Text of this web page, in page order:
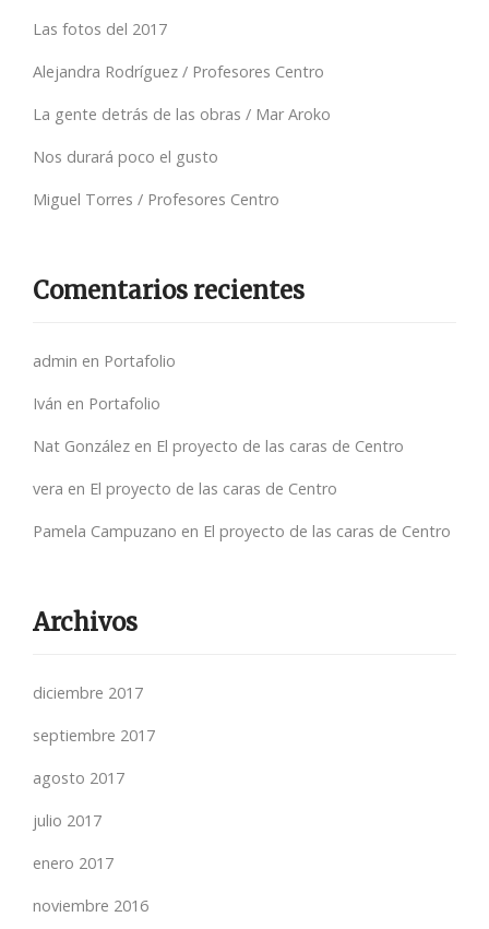
Las fotos del 2017
Alejandra Rodríguez / Profesores Centro
La gente detrás de las obras / Mar Aroko
Nos durará poco el gusto
Miguel Torres / Profesores Centro
Comentarios recientes
admin en Portafolio
Iván en Portafolio
Nat González en El proyecto de las caras de Centro
vera en El proyecto de las caras de Centro
Pamela Campuzano en El proyecto de las caras de Centro
Archivos
diciembre 2017
septiembre 2017
agosto 2017
julio 2017
enero 2017
noviembre 2016